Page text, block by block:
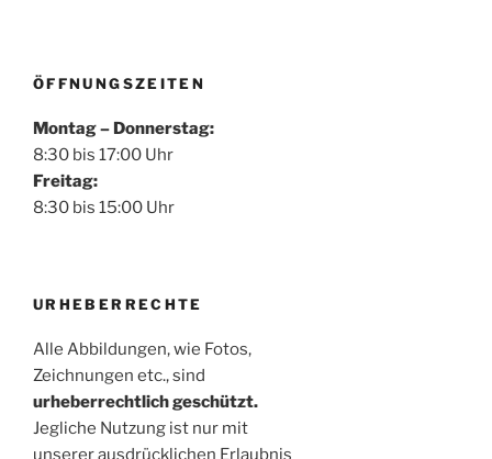
ÖFFNUNGSZEITEN
Montag – Donnerstag:
8:30 bis 17:00 Uhr
Freitag:
8:30 bis 15:00 Uhr
URHEBERRECHTE
Alle Abbildungen, wie Fotos,
Zeichnungen etc., sind
urheberrechtlich geschützt.
Jegliche Nutzung ist nur mit
unserer ausdrücklichen Erlaubnis